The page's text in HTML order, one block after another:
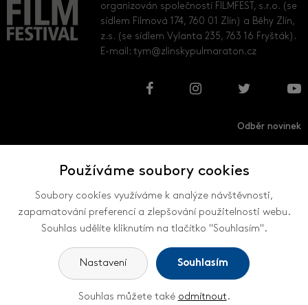
organizován společností FILMFEST, s.r.o. (se
sídlem Filmová 174, 760 01 Zlín) a Běhy Zlín,
z.s. (se sídlem Vylanta 235, 763 16 Fryšták).
E-mail:tym@zlinskypulmaraton.cz
Odběr novinek
VŠECHNY KONTAKTY
Používáme soubory cookies
Soubory cookies využíváme k analýze návštěvnosti,
zapamatování preferencí a zlepšování použitelnosti webu.
Souhlas udělíte kliknutím na tlačítko "Souhlasím".
Nastavení Souhlasím
Souhlas můžete také odmítnout.